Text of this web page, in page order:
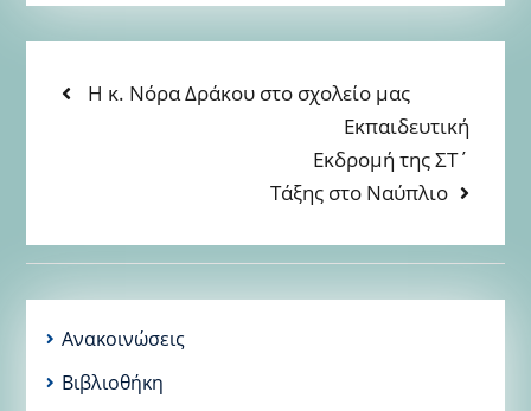
ΠΛΟΉΓΗΣΗ
Previous
Η κ. Νόρα Δράκου στο σχολείο μας
Next
post:
Εκπαιδευτική
Εκδρομή της ΣΤ΄
Τάξης στο Ναύπλιο
Ανακοινώσεις
Βιβλιοθήκη